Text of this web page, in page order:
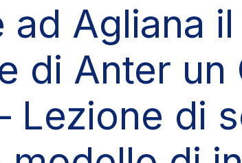
ad Agliana
di Anter
Lezione di